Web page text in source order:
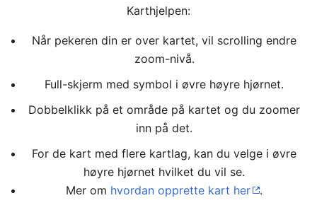
Karthjelpen:
Når pekeren din er over kartet, vil scrolling endre
zoom-nivå.
Full-skjerm med symbol i øvre høyre hjørnet.
Dobbelklikk på et område på kartet og du zoomer
inn på det.
For de kart med flere kartlag, kan du velge i øvre
høyre hjørnet hvilket du vil se.
Mer om hvordan opprette kart her .